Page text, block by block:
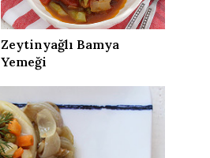
Zeytinyağlı Bamya
Yemeği